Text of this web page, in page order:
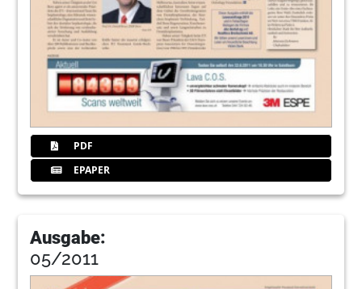
PDF
EPAPER
Ausgabe:
05/2011